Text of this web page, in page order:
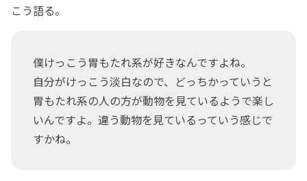
こう語る。
僕けっこう胃もたれ系が好きなんですよね。
自分がけっこう淡白なので、どっちかっていうと
胃もたれ系の人の方が動物を見ているようで楽し
いんですよ。違う動物を見ているっていう感じで
すかね。